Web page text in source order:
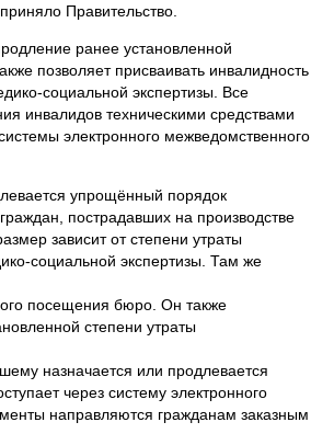
Правительство.
ранее установленной
позволяет присваивать инвалидность
социальной экспертизы. Все
инвалидов техническими средствами
электронного межведомственного
упрощённый порядок
пострадавших на производстве
зависит от степени утраты
социальной экспертизы. Там же
посещения бюро. Он также
степени утраты
назначается или продлевается
через систему электронного
направляются гражданам заказным